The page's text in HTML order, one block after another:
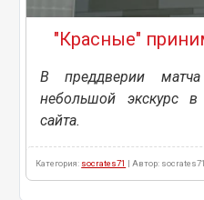
"Красные"
В преддверии
небольшой экскурс
сайта.
Категория: socrates71 | Автор: